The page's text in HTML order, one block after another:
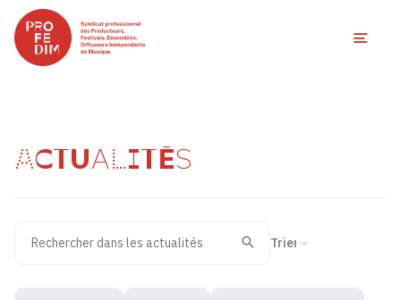
ACTUALITÉS
Recherche
Valider